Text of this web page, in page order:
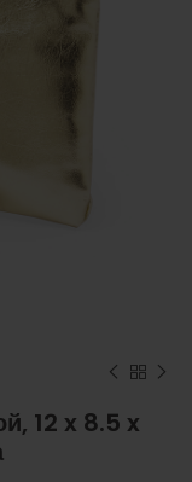
12 x 8.5 x